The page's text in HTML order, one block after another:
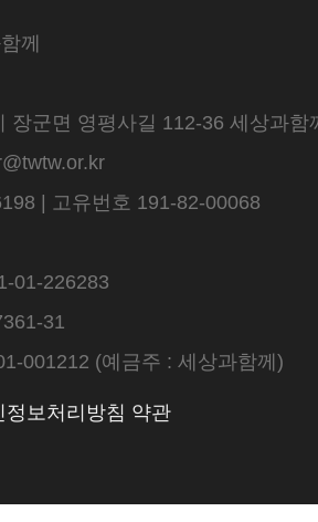
께
장군면 영평사길 112-36 세상과
| 고유번호 191-82-00068
01-226283
31
001212 (예금주 : 세상과함께)
정보처리방침 약관